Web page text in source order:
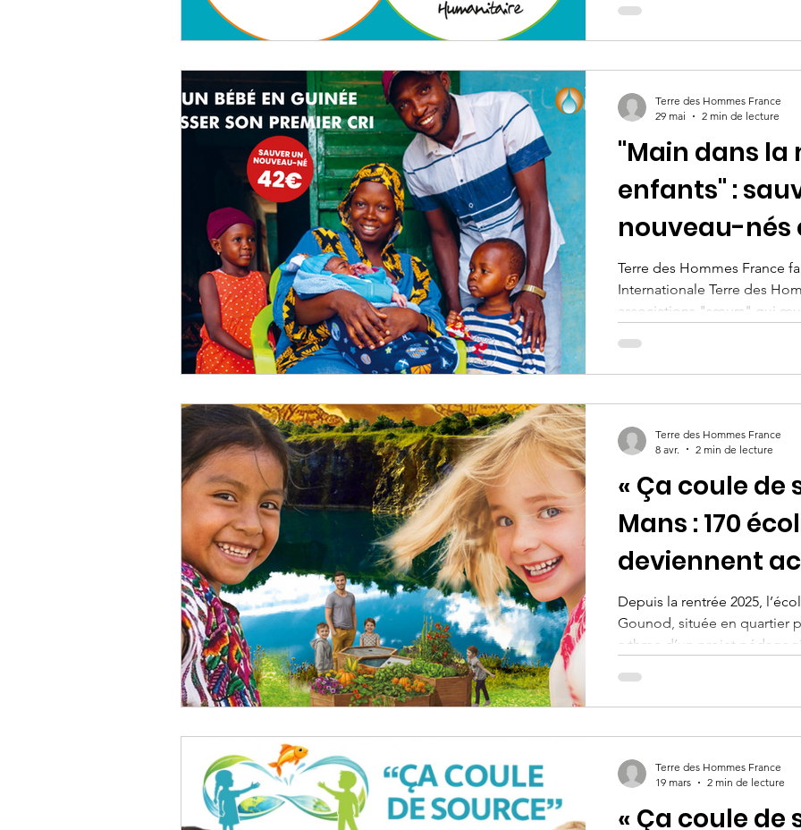
d’intervention. En signant
sur le climat et
environnementaux et
"Main dans la
enfants" :
nouveau-nés
Terre des Hommes France
Internationale Terre des
associations "sœurs" qui
lumière une initiative de
Lausanne, dont les équipes
Terre des Hommes France
29 mai
2 min de lecture
« Ça coule de
Mans : 170
deviennent
protection de
Depuis la rentrée 2025,
Gounod, située en quartier
rythme d’un projet
Aquaponia, en partenariat
Environnement Sarthe, ce
internationaux.
Terre des Hommes France
8 avr.
2 min de lecture
« Ça coule de
Terre des Hommes France
19 mars
2 min de lecture